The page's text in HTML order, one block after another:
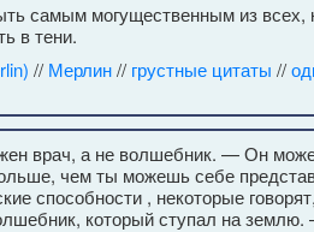
самым могущественным из всех,
в тени.
// Мерлин// грустные цитаты //
врач, а не волшебник. — Он
чем ты можешь себе
способности , некоторые
который ступал на